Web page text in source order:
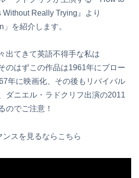
Really Trying』より
」を紹介します。
出てきて英語不得手な私は
のはずこの作品は1961年にブロー
年に映画化、その後もリバイバル
ダニエル・ラドクリフ出演の2011
のでご注意！
スを見るならこちら